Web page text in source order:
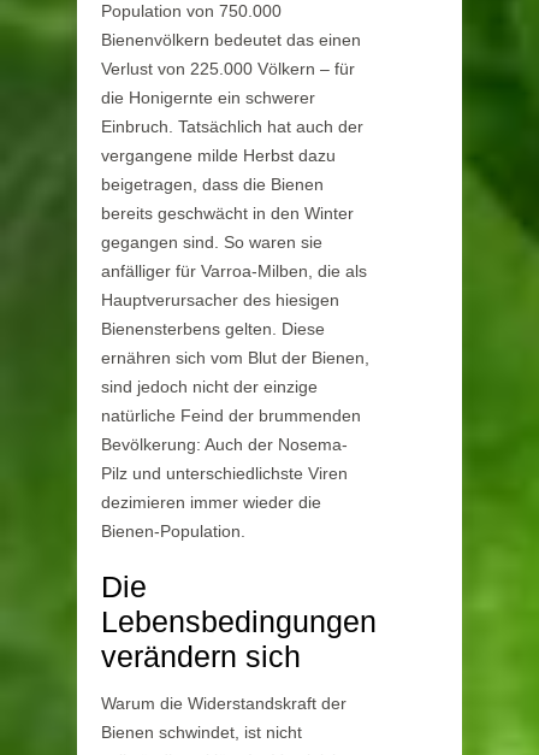
Population von 750.000
Bienenvölkern bedeutet das einen
Verlust von 225.000 Völkern – für
die Honigernte ein schwerer
Einbruch. Tatsächlich hat auch der
vergangene milde Herbst dazu
beigetragen, dass die Bienen
bereits geschwächt in den Winter
gegangen sind. So waren sie
anfälliger für Varroa-Milben, die als
Hauptverursacher des hiesigen
Bienensterbens gelten. Diese
ernähren sich vom Blut der Bienen,
sind jedoch nicht der einzige
natürliche Feind der brummenden
Bevölkerung: Auch der Nosema-
Pilz und unterschiedlichste Viren
dezimieren immer wieder die
Bienen-Population.
Die
Lebensbedingungen
verändern sich
Warum die Widerstandskraft der
Bienen schwindet, ist nicht